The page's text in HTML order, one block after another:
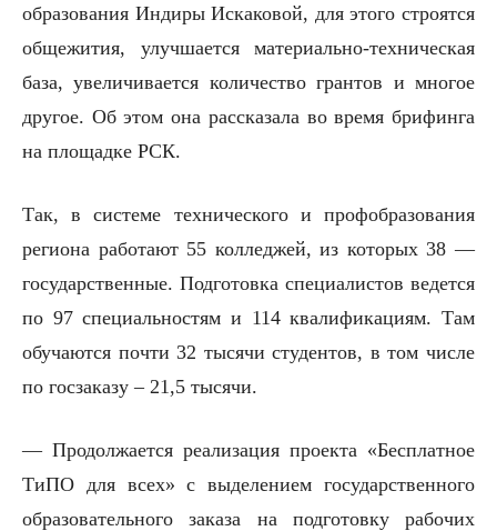
образования Индиры Искаковой, для этого строятся
общежития, улучшается материально-техническая
база, увеличивается количество грантов и многое
другое. Об этом она рассказала во время брифинга
на площадке РСК.
Так, в системе технического и профобразования
региона работают 55 колледжей, из которых 38 —
государственные. Подготовка специалистов ведется
по 97 специальностям и 114 квалификациям. Там
обучаются почти 32 тысячи студентов, в том числе
по госзаказу – 21,5 тысячи.
— Продолжается реализация проекта «Бесплатное
ТиПО для всех» с выделением государственного
образовательного заказа на подготовку рабочих